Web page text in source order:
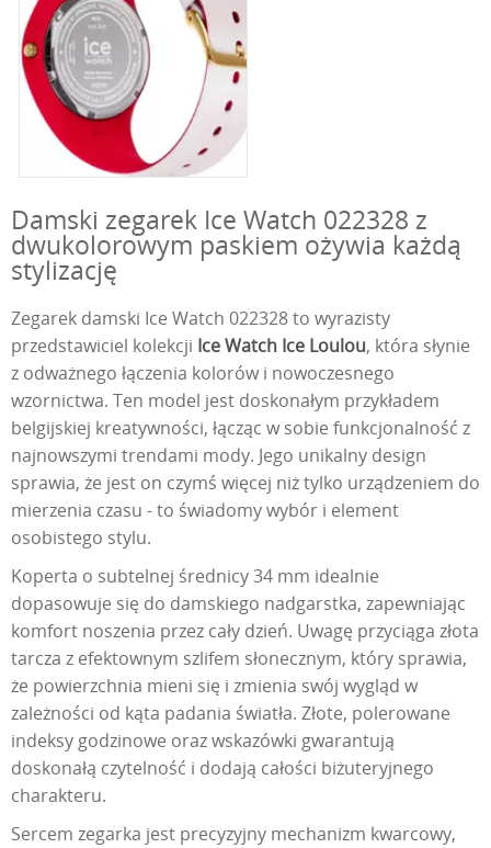
Damski zegarek Ice Watch 022328 z
dwukolorowym paskiem ożywia każdą
stylizację
Zegarek damski Ice Watch 022328 to wyrazisty
przedstawiciel kolekcji Ice Watch Ice Loulou, która słynie
z odważnego łączenia kolorów i nowoczesnego
wzornictwa. Ten model jest doskonałym przykładem
belgijskiej kreatywności, łącząc w sobie funkcjonalność z
najnowszymi trendami mody. Jego unikalny design
sprawia, że jest on czymś więcej niż tylko urządzeniem do
mierzenia czasu - to świadomy wybór i element
osobistego stylu.
Koperta o subtelnej średnicy 34 mm idealnie
dopasowuje się do damskiego nadgarstka, zapewniając
komfort noszenia przez cały dzień. Uwagę przyciąga złota
tarcza z efektownym szlifem słonecznym, który sprawia,
że powierzchnia mieni się i zmienia swój wygląd w
zależności od kąta padania światła. Złote, polerowane
indeksy godzinowe oraz wskazówki gwarantują
doskonałą czytelność i dodają całości biżuteryjnego
charakteru.
Sercem zegarka jest precyzyjny mechanizm kwarcowy,